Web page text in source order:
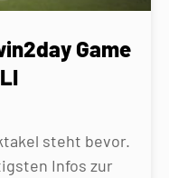
Game
steht bevor.
Infos zur